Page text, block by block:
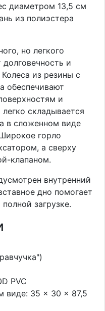
диаметром 13,5 см
из полиэстера
но легкого
и
из резины с
обеспечивают
и
складывается
в сложенном виде
горло
а сверху
клапаном.
внутренний
дно помогает
загрузке.
PVC
виде: 35 × 30 × 87,5